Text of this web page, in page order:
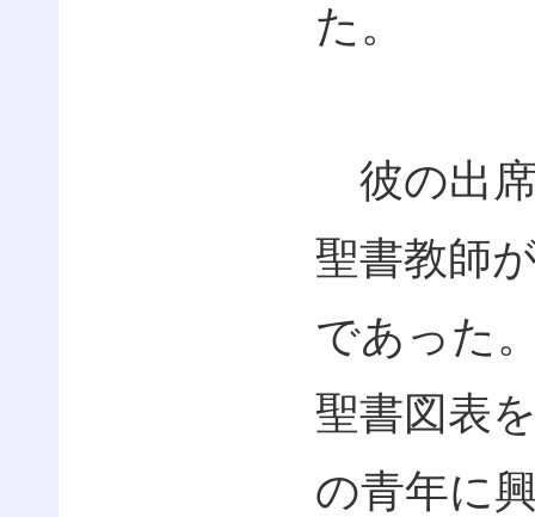
た。
彼の出
聖書教師
であった
聖書図表
の青年に